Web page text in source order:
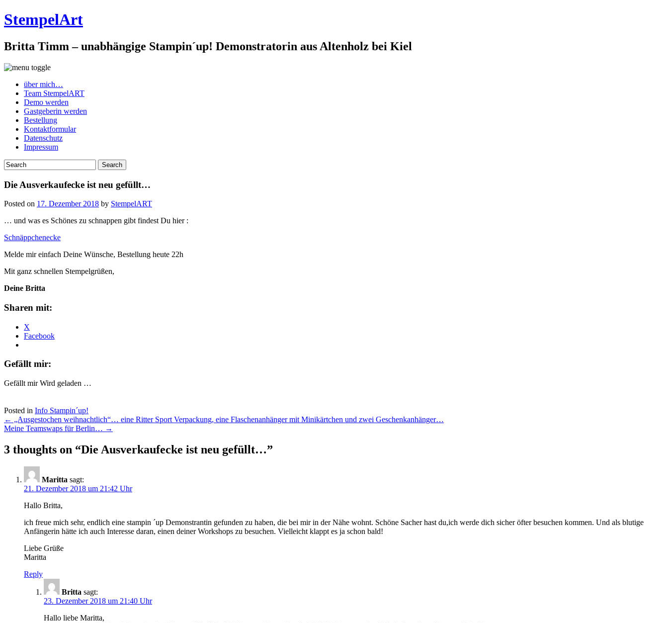
StempelArt
Britta Timm – unabhängige Stampin´up! Demonstratorin aus Altenholz bei Kiel
über mich…
Team StempelART
Demo werden
Gastgeberin werden
Bestellung
Kontaktformular
Datenschutz
Impressum
Die Ausverkaufecke ist neu gefüllt…
Posted on 17. Dezember 2018 by StempelART
… und was es Schönes zu schnappen gibt findest Du hier :
Schnäppchenecke
Melde mir einfach Deine Wünsche, Bestellung heute 22h
Mit ganz schnellen Stempelgrüßen,
Deine Britta
Sharen mit:
X
Facebook
Gefällt mir:
Gefällt mir Wird geladen …
Posted in Info Stampin´up!
Post
navigation
← „Ausgestochen weihnachtlich“… eine Ritter Sport Verpackung, eine Flaschenanhänger mit Minikärtchen und zwei Geschenkanhänger…
Meine Teamswaps für Berlin… →
3 thoughts on “Die Ausverkaufecke ist neu gefüllt…”
Maritta sagt:
21. Dezember 2018 um 21:42 Uhr
Hallo Britta,
ich freue mich sehr, endlich eine stampin ´up Demonstrantin gefunden zu haben, die bei mir in der Nähe wohnt. Schöne Sacher hast du,ich werde dich sicher öfter besuchen kommen. Und als blutige
Anfängerin hätte ich auch Interesse daran, einen deiner Workshops zu besuchen. Vielleicht klappt es ja schon bald!
Liebe Grüße
Maritta
Reply
Britta sagt:
23. Dezember 2018 um 21:40 Uhr
Hallo liebe Maritta,